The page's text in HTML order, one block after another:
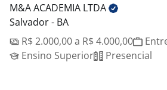
M&A ACADEMIA LTDA
Salvador - BA
R$ 2.000,00 a R$ 4.000,00
Ensino Superior
Presencial